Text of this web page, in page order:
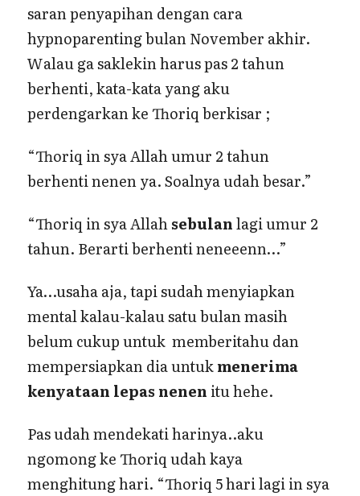
saran penyapihan dengan cara
hypnoparenting bulan November akhir.
Walau ga saklekin harus pas 2 tahun
berhenti, kata-kata yang aku
perdengarkan ke Thoriq berkisar ;
“Thoriq in sya Allah umur 2 tahun
berhenti nenen ya. Soalnya udah besar.”
“Thoriq in sya Allahsebulanlagi umur 2
tahun. Berarti berhenti neneeenn…”
Ya…usaha aja, tapi sudah menyiapkan
mental kalau-kalau satu bulan masih
belum cukup untuk memberitahu dan
mempersiapkan dia untukmenerima
kenyataan lepas nenen itu hehe.
Pas udah mendekati harinya..aku
ngomong ke Thoriq udah kaya
menghitung hari. “Thoriq 5 hari lagi in sya